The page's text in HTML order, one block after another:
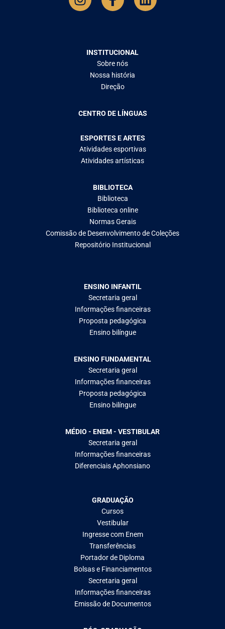
INSTITUCIONAL
Sobre nós
Nossa história
Direção
CENTRO DE LÍNGUAS
ESPORTES E ARTES
Atividades esportivas
Atividades artísticas
BIBLIOTECA
Biblioteca
Biblioteca online
Normas Gerais
Comissão de Desenvolvimento de Coleções
Repositório Institucional
ENSINO INFANTIL
Secretaria geral
Informações financeiras
Proposta pedagógica
Ensino bilíngue
ENSINO FUNDAMENTAL
Secretaria geral
Informações financeiras
Proposta pedagógica
Ensino bilíngue
MÉDIO - ENEM - VESTIBULAR
Secretaria geral
Informações financeiras
Diferenciais Aphonsiano
GRADUAÇÃO
Cursos
Vestibular
Ingresse com Enem
Transferências
Portador de Diploma
Bolsas e Financiamentos
Secretaria geral
Informações financeiras
Emissão de Documentos